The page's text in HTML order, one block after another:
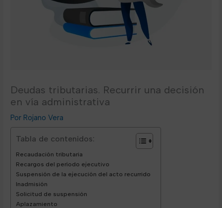
Deudas tributarias. Recurrir una decisión
en vía administrativa
Rojano Vera
Tabla de contenidos:
Recaudación tributaria
Recargos del período ejecutivo
Suspensión de la ejecución del acto recurrido
Inadmisión
Solicitud de suspensión
Aplazamiento